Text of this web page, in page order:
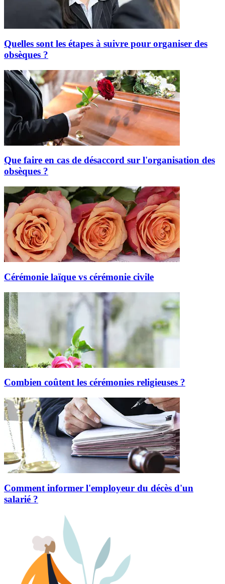
Quelles sont les étapes à suivre pour organiser des
obsèques ?
Que faire en cas de désaccord sur l'organisation des
obsèques ?
Cérémonie laïque vs cérémonie civile
Combien coûtent les cérémonies religieuses ?
Comment informer l'employeur du décès d'un
salarié ?